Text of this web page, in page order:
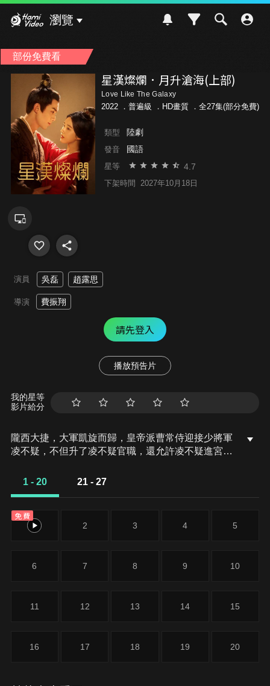
瀏覽
部份免費看
星漢燦爛．月升滄海(上部)
Love Like The Galaxy
2022 ． 普遍級 ．HD畫質 ．全27集(部分免費)
類型 陸劇
發音 國語
星等 4.7
下架時間 2027年10月18日
演員 吳磊 趙露思
導演 費振翔
請先登入
播放預告片
我的星等
影片給分
隴西大捷，大軍凱旋而歸，皇帝派曹常侍迎接少將軍
凌不疑，不但升了凌不疑官職，還允許凌不疑進宮晉
帝，而是向曹常侍告辭，帶領手下人去查軍械貪污
程始老母得知兒子程始即將班師回朝，趕緊派李管婦
去接孫女程少商回來。在回府路上，程少商遇到來查
1 - 20 21 - 27
免費
1 2 3 4 5
6 7 8 9 10
11 12 13 14 15
16 17 18 19 20